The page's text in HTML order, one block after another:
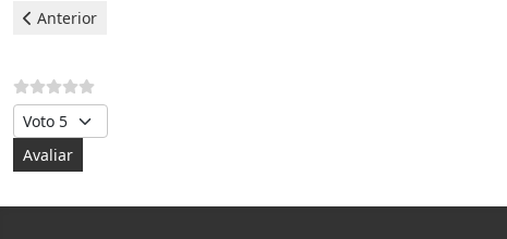
Artigo anterior: Siemens Lava-louças - Erro e22
Anterior
Avalie, por favor